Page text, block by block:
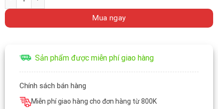
Mua ngay
Sản phẩm được miễn phí giao hàng
Chính sách bán hàng
Miễn phí giao hàng cho đơn hàng từ 800K